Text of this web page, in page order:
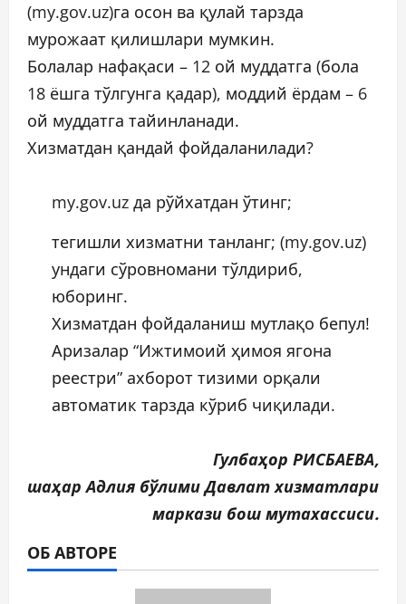
(my.gov.uz)га осон ва қулай тарзда
мурожаат қилишлари мумкин.
Болалар нафақаси – 12 ой муддатга (бола
18 ёшга тўлгунга қадар), моддий ёрдам – 6
ой муддатга тайинланади.
Хизматдан қандай фойдаланилади?
my.gov.uz да рўйхатдан ўтинг;
тегишли хизматни танланг; (my.gov.uz)
ундаги сўровномани тўлдириб,
юборинг.
Хизматдан фойдаланиш мутлақо бепул!
Аризалар “Ижтимоий ҳимоя ягона
реестри” ахборот тизими орқали
автоматик тарзда кўриб чиқилади.
Гулбаҳор РИСБАЕВА,
шаҳар Адлия бўлими Давлат хизматлари
маркази бош мутахассиси.
ОБ АВТОРЕ